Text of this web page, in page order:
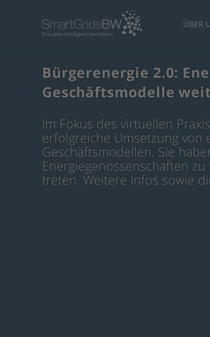
ÜBER
Bürgerenergie 2.0:
Geschäftsmodelle
Im Fokus des virtuellen
erfolgreiche Umsetzung von
Geschäftsmodellen. Sie
Energiegenossenschaften
treten. Weitere Infos sowie